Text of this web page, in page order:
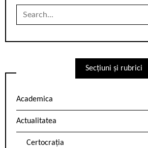
Search
Secțiuni și rubrici
Academica
Actualitatea
Certocrația